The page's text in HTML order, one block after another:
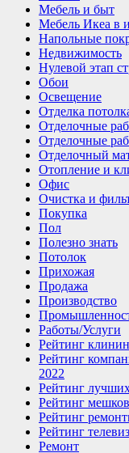
Мебель и быт
Мебель Икеа в
Напольные
Недвижимость
Нулевой этап
Обои
Освещение
Отделка
Отделочные
Отделочные
Отделочный
Отопление и
Офис
Очистка и
Покупка
Пол
Полезно знать
Потолок
Прихожая
Продажа
Производство
Работы/Услуги
Рейтинг
Рейтинг
2022
Рейтинг
Рейтинг
Рейтинг
Рейтинг
Ремонт